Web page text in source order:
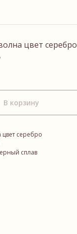
цвет серебро
В корзину
серебро
сплав